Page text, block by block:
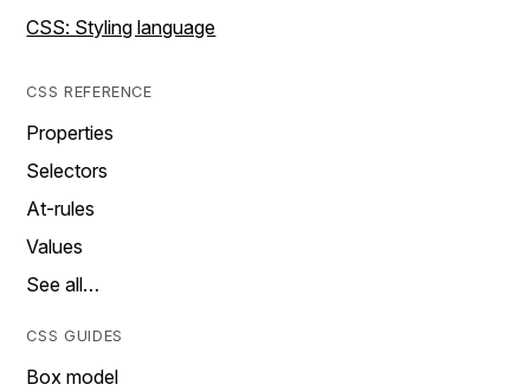
CSS: Styling language
CSS REFERENCE
Properties
Selectors
At-rules
Values
See all…
CSS GUIDES
Box model